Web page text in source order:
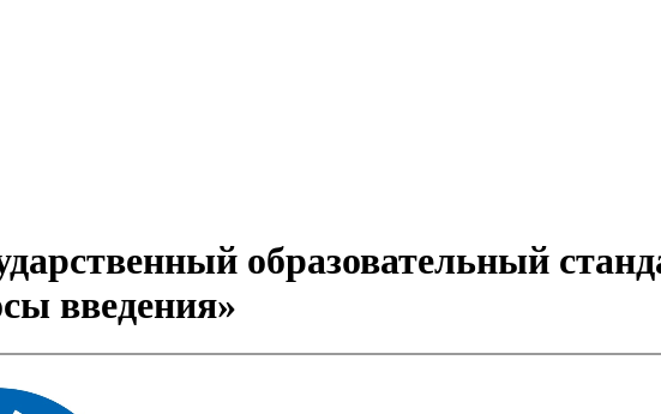
образовательный
введения»